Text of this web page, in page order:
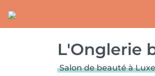
L'Onglerie
Salon de beauté à